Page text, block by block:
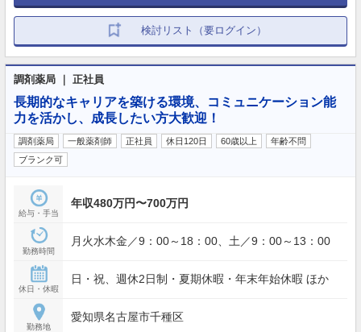
検討リスト（要ログイン）
調剤薬局 ｜ 正社員
長期的なキャリアを築ける環境、コミュニケーション能
力を活かし、成長したい方大歓迎！
調剤薬局 一般薬剤師 正社員 休日120日 60歳以上
年齢不問
ブランク可
給与・手当
年収480万円〜700万円
勤務時間
月火水木金／9：00～18：00、土／9：00～13：00
休日・休暇
日・祝、週休2日制・夏期休暇・年末年始休暇 ほか
勤務地
愛知県名古屋市千種区